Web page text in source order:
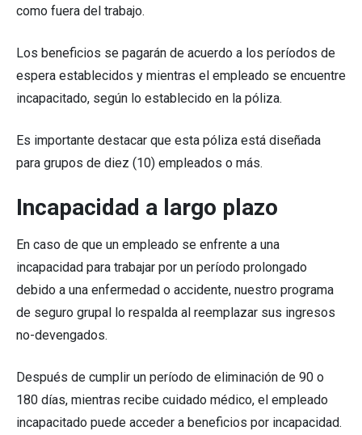
como fuera del trabajo.
Los beneficios se pagarán de acuerdo a los períodos de
espera establecidos y mientras el empleado se encuentre
incapacitado, según lo establecido en la póliza.
Es importante destacar que esta póliza está diseñada
para grupos de diez (10) empleados o más.
Incapacidad a largo plazo
En caso de que un empleado se enfrente a una
incapacidad para trabajar por un período prolongado
debido a una enfermedad o accidente, nuestro programa
de seguro grupal lo respalda al reemplazar sus ingresos
no-devengados.
Después de cumplir un período de eliminación de 90 o
180 días, mientras recibe cuidado médico, el empleado
incapacitado puede acceder a beneficios por incapacidad.